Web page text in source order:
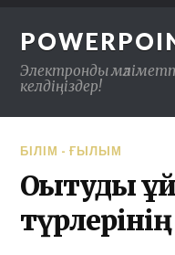
Электронды
келдіңіздер!
БІЛІМ - ҒЫЛЫМ
Оқытуды